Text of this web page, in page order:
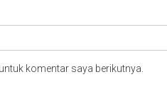
komentar saya berikutnya.